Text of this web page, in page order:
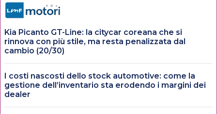
Kia Picanto GT-Line: la citycar coreana che si
rinnova con più stile, ma resta penalizzata dal
cambio (20/30)
I costi nascosti dello stock automotive: come la
gestione dell’inventario sta erodendo i margini dei
dealer